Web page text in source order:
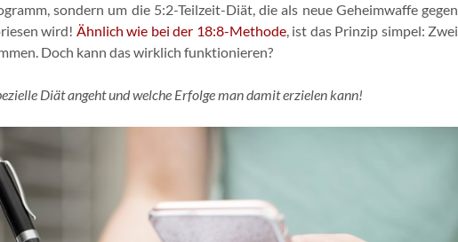
sondern um die 5:2-Teilzeit-Diät, die als neue Geheimwaffe gegen
wird! Ähnlich wie bei der 18:8-Methode, ist das Prinzip simpel: Zwei
Doch kann das wirklich funktionieren?
Diät angeht und welche Erfolge man damit erzielen kann!